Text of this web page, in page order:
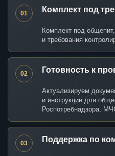
01 Комплект под
Комплект под
и требования
02 Готовность к
Актуализируем
и инструкции для
Роспотребнадзора,
03 Поддержка по